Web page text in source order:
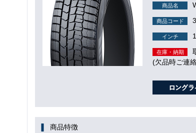
商品名
商品コード
インチ
在庫・納期
(欠品時ご連
商品特徴